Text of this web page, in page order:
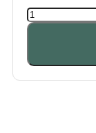
QUANTIDADE
DE
MODENA